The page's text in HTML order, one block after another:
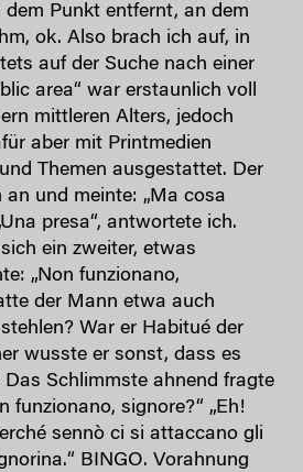
Punkt entfernt, an dem
ok. Also brach ich auf, in
auf der Suche nach einer
area“ war erstaunlich voll
mittleren Alters, jedoch
aber mit Printmedien
Themen ausgestattet. Der
und meinte: „Ma cosa
presa“, antwortete ich.
ein zweiter, etwas
„Non funzionano,
der Mann etwa auch
War er Habitué der
wusste er sonst, dass es
Das Schlimmste ahnend fragte
funzionano, signore?“ „Eh!
sennò ci si attaccano gli
BINGO. Vorahnung